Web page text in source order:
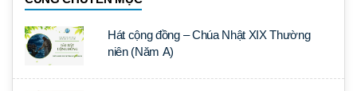
Hát cộng đồng – Chúa Nhật XIX Thường
niên (Năm A)